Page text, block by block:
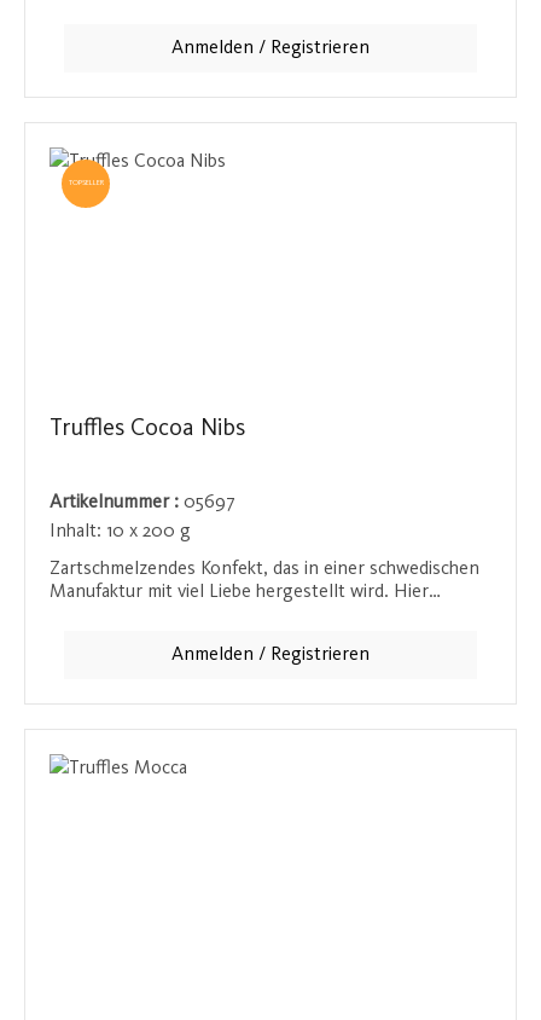
reichhaltige Kakaogeschmack sorgen für ein intensives
begeistern wird.
Anmelden / Registrieren
TOPSELLER
Truffles Cocoa Nibs
Artikelnummer : 05697
Inhalt: 10 x 200 g
Zartschmelzendes Konfekt, das in einer schwedischen
Manufaktur mit viel Liebe hergestellt wird. Hier
Kakaobohnensplitter. Die Textur der Schokolade wird
einzigartiger Biss und ein intensiver Kakaogeschmack
entstehen. Ein Genuss für wahre Kakaoliebhaber!
Anmelden / Registrieren